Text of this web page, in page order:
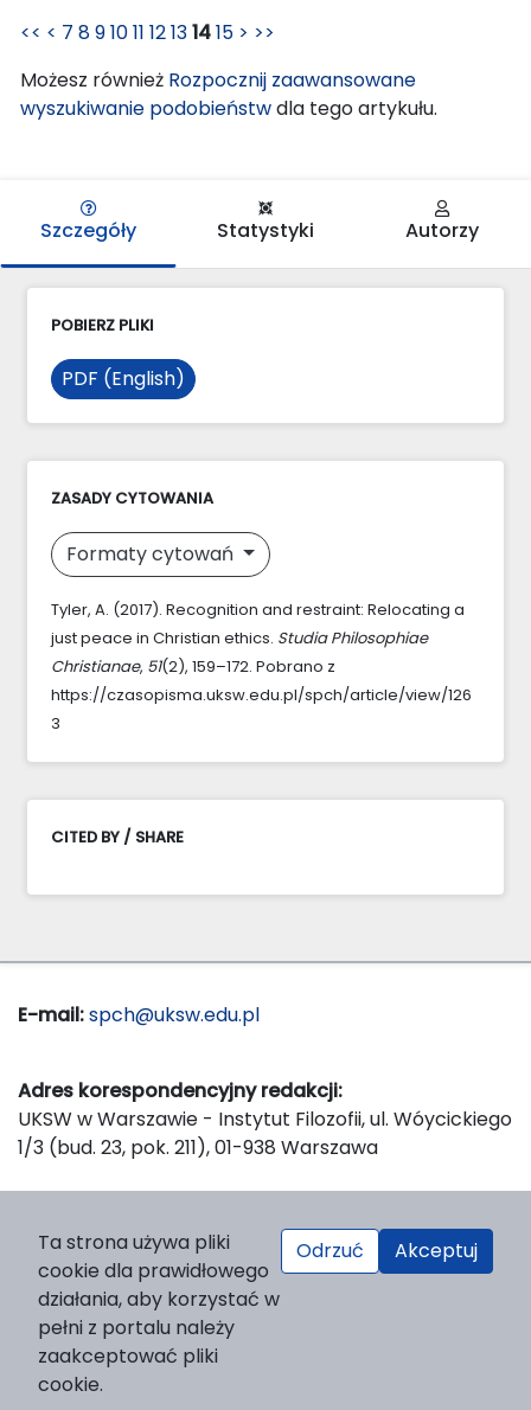
<< < 7 891011 12131415 > >>
Możesz również Rozpocznij zaawansowane
wyszukiwanie podobieństwdla tego artykułu.
Szczegóły Statystyki Autorzy
POBIERZ PLIKI
PDF (English)
ZASADY CYTOWANIA
Formaty cytowań
Tyler, A. (2017). Recognition and restraint: Relocating a
just peace in Christian ethics. Studia Philosophiae
Christianae, 51(2), 159–172. Pobrano z
https://czasopisma.uksw.edu.pl/spch/article/view/126
3
CITED BY / SHARE
E-mail:spch@uksw.edu.pl
Adres korespondencyjny redakcji:
UKSW w Warszawie - Instytut Filozofii, ul. Wóycickiego
1/3 (bud. 23, pok. 211), 01-938 Warszawa
Wydawnictwo Naukowe UKSW, ul. Dewajtis 5, domek
nr 2, 01-815 Warszawa
Strona WWW Wydawnictwa
e-mail: wydawnictwo@uksw.edu.pl
Ta strona używa pliki
cookie dla prawidłowego
działania, aby korzystać w
pełni z portalu należy
zaakceptować pliki
cookie.
Odrzuć Akceptuj